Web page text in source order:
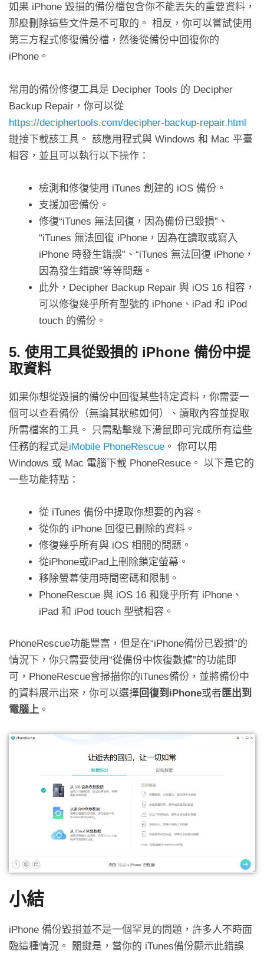
如果 iPhone 毀損的備份檔包含你不能丟失的重要資料，
那麼刪除這些文件是不可取的。 相反，你可以嘗試使用
第三方程式修復備份檔，然後從備份中回復你的
iPhone。
常用的備份修復工具是 Decipher Tools 的 Decipher
Backup Repair，你可以從
https://deciphertools.com/decipher-backup-repair.html
鏈接下載該工具。 該應用程式與 Windows 和 Mac 平臺
相容，並且可以執行以下操作：
檢測和修復使用 iTunes 創建的 iOS 備份。
支援加密備份。
修復“iTunes 無法回復，因為備份已毀損”、
“iTunes 無法回復 iPhone，因為在讀取或寫入
iPhone 時發生錯誤”、“iTunes 無法回復 iPhone，
因為發生錯誤”等等問題。
此外，Decipher Backup Repair 與 iOS 16 相容，
可以修復幾乎所有型號的 iPhone、iPad 和 iPod
touch 的備份。
5. 使用工具從毀損的 iPhone 備份中提
取資料
如果你想從毀損的備份中回復某些特定資料，你需要一
個可以查看備份（無論其狀態如何）、讀取內容並提取
所需檔案的工具。 只需點擊幾下滑鼠即可完成所有這些
任務的程式是iMobile PhoneRescue 。 你可以用
Windows 或 Mac 電腦下載 PhoneResuce。 以下是它的
一些功能特點：
從 iTunes 備份中提取你想要的內容。
從你的 iPhone 回復已刪除的資料。
修復幾乎所有與 iOS 相關的問題。
從iPhone或iPad上刪除鎖定螢幕。
移除螢幕使用時間密碼和限制。
PhoneRescue 與 iOS 16 和幾乎所有 iPhone、
iPad 和 iPod touch 型號相容。
PhoneRescue功能豐富，但是在“iPhone備份已毀損”的
情況下，你只需要使用“從備份中恢復數據”的功能即
可，PhoneRescue會掃描你的iTunes備份，並將備份中
的資料展示出來，你可以選擇回復到iPhone或者 匯出到
電腦上 。
小結
iPhone 備份毀損並不是一個罕見的問題，許多人不時面
臨這種情況。 關鍵是，當你的 iTunes備份顯示此錯誤